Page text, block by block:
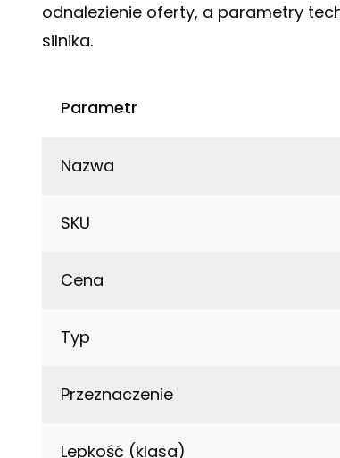
odnalezienie oferty, a parametry
silnika.
Parametr
Nazwa
SKU
Cena
Typ
Przeznaczenie
Lepkość (klasa)